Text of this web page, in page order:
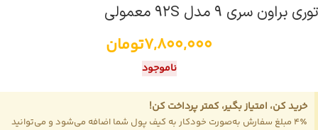
توری براون سری ۹ مدل ۹۲S معمولی
7,800,000تومان
ناموجود
خرید کن، امتیاز بگیر، کمتر پرداخت کن!
4٪ مبلغ سفارش به‌صورت خودکار به کیف پول شما اضافه می‌شود و می‌توانید